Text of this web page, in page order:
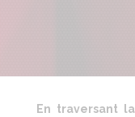
En traversant